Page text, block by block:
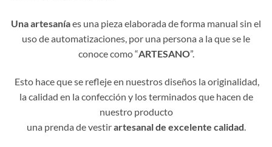
Una artesaníaes una pieza elaborada de forma manual sin el
uso de automatizaciones, por una persona a la que se le
conoce como “ARTESANO”.
Esto hace que se refleje en nuestros diseños la originalidad,
la calidad en la confección y los terminados que hacen de
nuestro producto
una prenda de vestirartesanal de excelente calidad